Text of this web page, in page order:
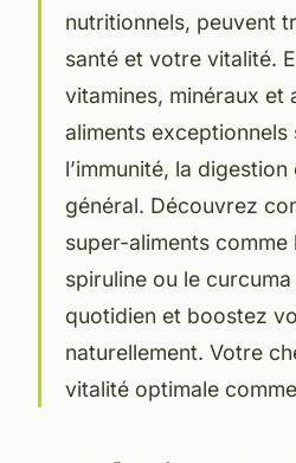
nutritionnels, peuvent
santé et votre vitalité.
vitamines, minéraux et
aliments exceptionnels
l’immunité, la
général. Découvrez
super-aliments comme
spiruline ou le
quotidien et boostez
naturellement. Votre
vitalité optimale